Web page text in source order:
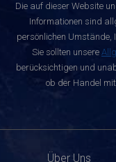
Die auf dieser Website
Informationen sind
persönlichen Umstände,
Sie sollten unsere
berücksichtigen und
ob der Handel
Über Uns